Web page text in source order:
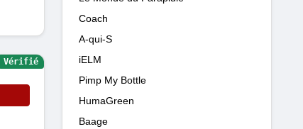
Vérifié
Coach
A-qui-S
iELM
Pimp My Bottle
HumaGreen
Baage